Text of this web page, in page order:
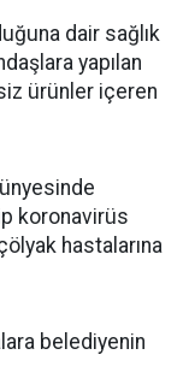
dair sağlık
yapılan
ürünler içeren
koronavirüs
hastalarına
belediyenin